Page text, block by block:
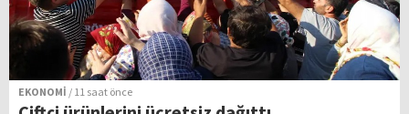
EKONOMİ / 11 saat önce